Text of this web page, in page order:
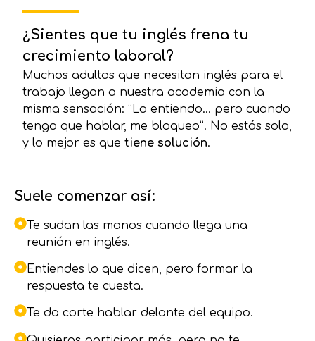
¿Sientes que tu inglés frena tu
crecimiento laboral?
Muchos adultos que necesitan inglés para el
trabajo llegan a nuestra academia con la
misma sensación: “Lo entiendo… pero cuando
tengo que hablar, me bloqueo”. No estás solo,
y lo mejor es quetiene solución.
Suele comenzar así:
Te sudan las manos cuando llega una
reunión en inglés.
Entiendes lo que dicen, pero formar la
respuesta te cuesta.
Te da corte hablar delante del equipo.